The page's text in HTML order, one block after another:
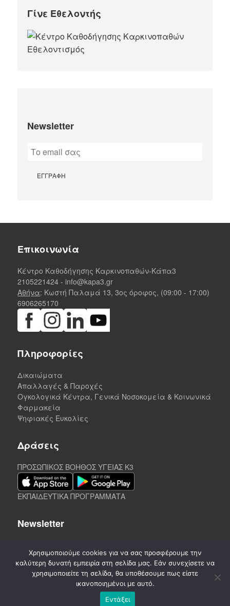
Γίνε Εθελοντής
Newsletter
Επικοινωνία
Κέντρο Καθοδήγησης Καρκινοπαθών-Κάπα3
2105221424 - info@kapa3.gr
Αθήνα: Κωστή Παλαμά 13, 3ος όροφος, (09:00 - 17:00)
6906265170
Πληροφορίες
Δικαιώματα
Απαλλαγές & Παροχές
Ογκολογικά Κέντρα, Γενικά Νοσοκομεία & Κοινωνικά
Φαρμακεία
Ψηφιακές Ευκολίες
Δράσεις
ΠΡΟΣΩΠΙΚΟΣ ΒΟΗΘΟΣ ΥΓΕΙΑΣ K3
ΕΚΠΑΙΔΕΥΤΙΚΑ ΠΡΟΓΡΑΜΜΑΤΑ
Newsletter
2020-2026. CREATED by A3
Χρησιμοποιούμε cookies για να σας προσφέρουμε την
καλύτερη δυνατή εμπειρία στη σελίδα μας. Εάν συνεχίσετε να
χρησιμοποιείτε τη σελίδα, θα υποθέσουμε πως είστε
ικανοποιημένοι με αυτό.
Εντάξει